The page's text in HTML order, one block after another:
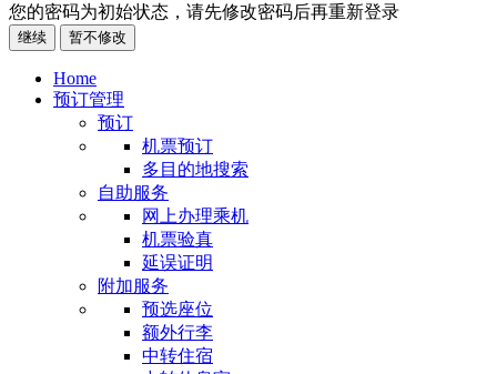
您的密码为初始状态，请先修改密码后再重新登录
继续 暂不修改
Home
预订管理
预订
机票预订
多目的地搜索
自助服务
网上办理乘机
机票验真
延误证明
附加服务
预选座位
额外行李
中转住宿